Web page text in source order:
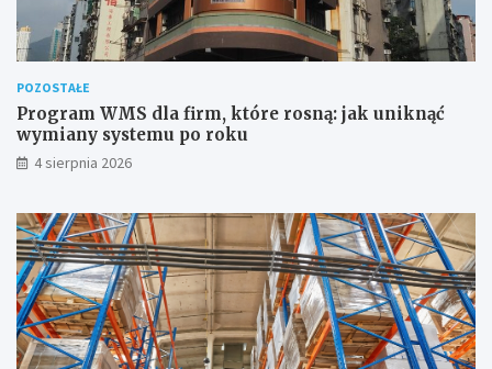
POZOSTAŁE
Program WMS dla firm, które rosną: jak uniknąć
wymiany systemu po roku
4 sierpnia 2026